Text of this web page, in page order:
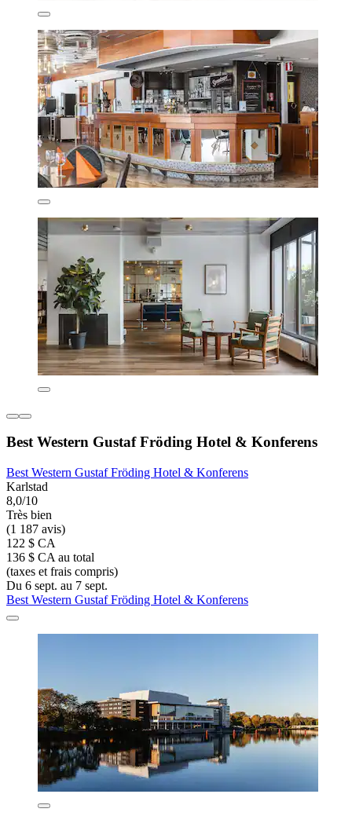
Best Western Gustaf Fröding Hotel & Konferens
Best Western Gustaf Fröding Hotel & Konferens
Karlstad
8,0/10
Très bien
(1 187 avis)
122 $ CA
136 $ CA au total
(taxes et frais compris)
Du 6 sept. au 7 sept.
Best Western Gustaf Fröding Hotel & Konferens